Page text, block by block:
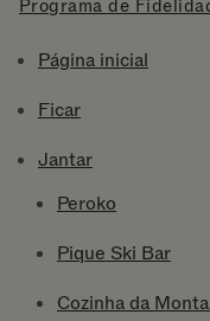
Programa de
Página inicial
Ficar
Jantar
Peroko
Pique Ski Bar
Cozinha da